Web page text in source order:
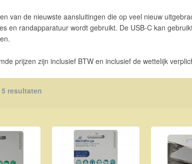
van de nieuwste aansluitingen die op veel nieuw
en randapparatuur wordt gebruikt. De USB-C kan
prijzen zijn inclusief BTW en inclusief de wettelijk
resultaten